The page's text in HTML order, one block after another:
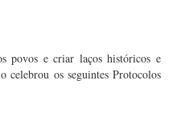
povos e criar laços históricos e
celebrou os seguintes Protocolos